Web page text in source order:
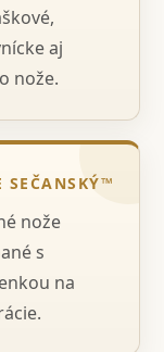
aj
nože.
SEČANSKÝ™
nože
s
na